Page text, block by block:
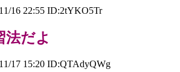
11/16 22:55 ID:2tYKO5Tr
法だよ
11/17 15:20 ID:QTAdyQWg